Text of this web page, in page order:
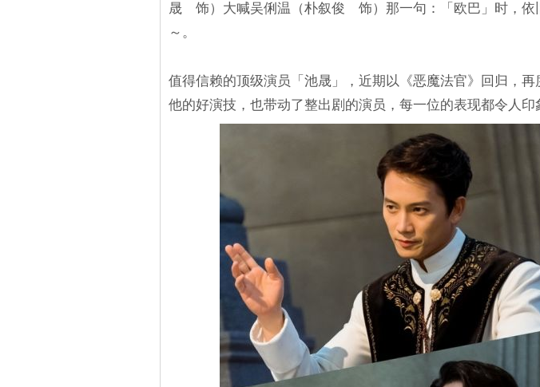
晟 饰）大喊吴俐温（朴叙俊 饰）那一句：「欧巴」时，依
～。
值得信赖的顶级演员「池晟」，近期以《恶魔法官》回归，再
他的好演技，也带动了整出剧的演员，每一位的表现都令人印